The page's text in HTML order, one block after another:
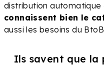
distribution
connaissent bien le
aussi les besoins du
Ils savent que la